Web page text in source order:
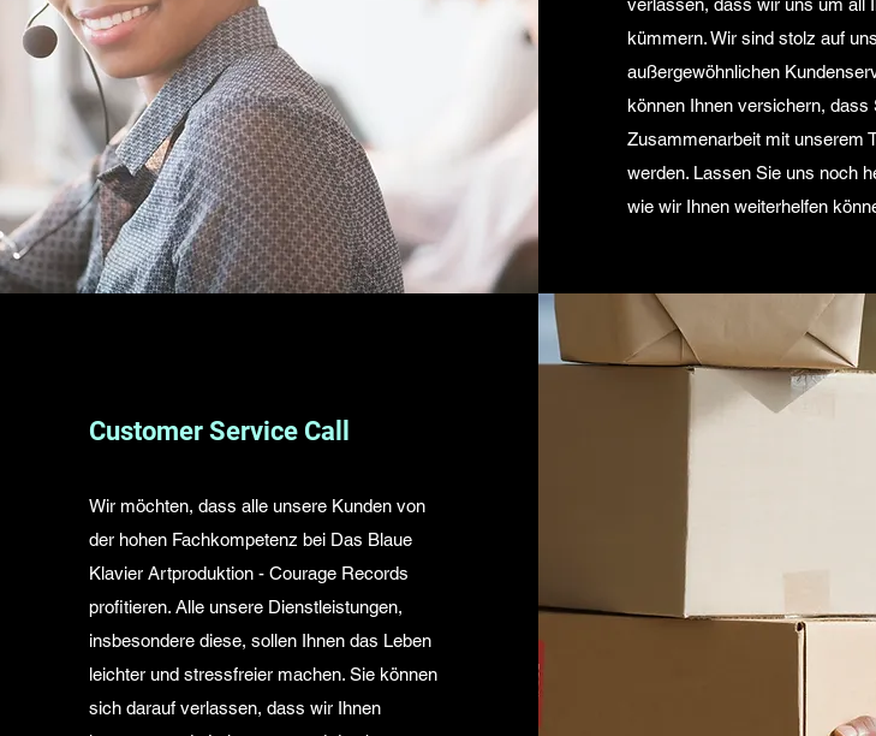
kümmern. Wir sind stolz auf
außergewöhnlichen
können Ihnen versichern, dass
Zusammenarbeit mit unserem
werden. Lassen Sie uns noch
wie wir Ihnen weiterhelfen
Customer Service Call
Wir möchten, dass alle unsere Kunden von
der hohen Fachkompetenz bei Das Blaue
Klavier Artproduktion - Courage Records
profitieren. Alle unsere Dienstleistungen,
insbesondere diese, sollen Ihnen das Leben
leichter und stressfreier machen. Sie können
sich darauf verlassen, dass wir Ihnen